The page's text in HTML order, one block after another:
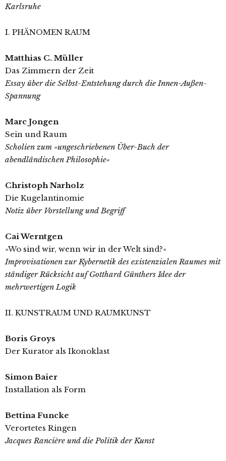
Karlsruhe
I. PHÄNOMEN RAUM
Matthias C. Müller
Das Zimmern der Zeit
Essay über die Selbst-Entstehung durch die Innen-Außen-
Spannung
Marc Jongen
Sein und Raum
Scholien zum »ungeschriebenen Über-Buch der
abendländischen Philosophie«
Christoph Narholz
Die Kugelantinomie
Notiz über Vorstellung und Begriff
Cai Werntgen
»Wo sind wir, wenn wir in der Welt sind?«
Improvisationen zur Kybernetik des existenzialen Raumes mit
ständiger Rücksicht auf Gotthard Günthers Idee der
mehrwertigen Logik
II. KUNSTRAUM UND RAUMKUNST
Boris Groys
Der Kurator als Ikonoklast
Simon Baier
Installation als Form
Bettina Funcke
Verortetes Ringen
Jacques Rancière und die Politik der Kunst